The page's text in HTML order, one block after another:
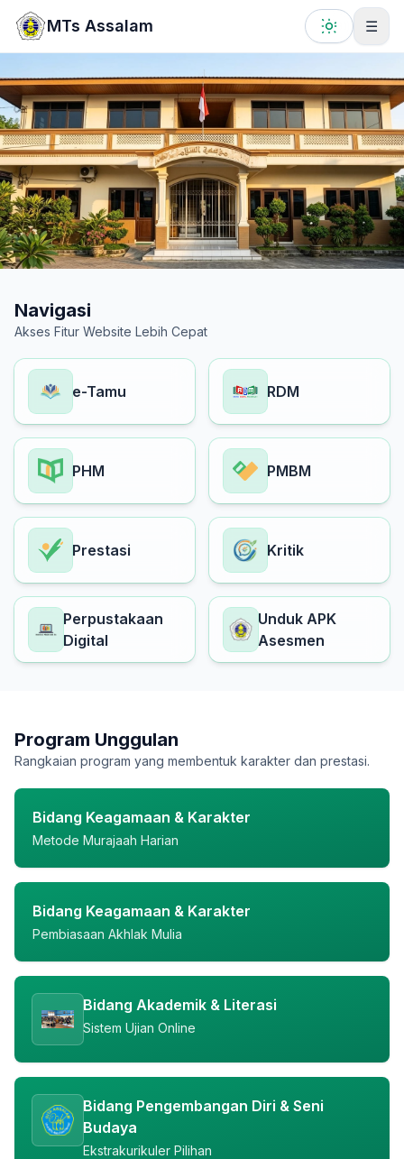
Lewati ke konten utama
MTs Assalam ☰
Navigasi
Akses Fitur Website Lebih Cepat
e-Tamu RDM
PHM PMBM
Prestasi Kritik
Perpustakaan
Digital
Unduk APK
Asesmen
Program Unggulan
Rangkaian program yang membentuk karakter dan prestasi.
Bidang Keagamaan & Karakter
Metode Murajaah Harian
Bidang Keagamaan & Karakter
Pembiasaan Akhlak Mulia
Bidang Akademik & Literasi
Sistem Ujian Online
Bidang Pengembangan Diri & Seni
Budaya
Ekstrakurikuler Pilihan